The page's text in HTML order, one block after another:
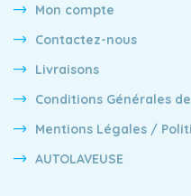
Mon compte
Contactez-nous
Livraisons
Conditions Générales
Mentions Légales /
AUTOLAVEUSE